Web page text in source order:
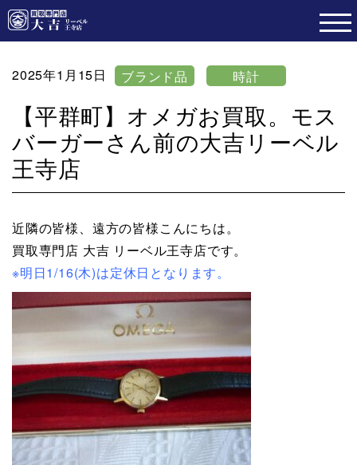
2025年1月15日 ブランド品 時計
【平群町】オメガお買取。モス
バーガーさん前の大吉リーベル
王寺店
近隣の皆様、遠方の皆様こんにちは。
買取専門店 大吉 リーベル王寺店です。
※明日1/16(木)は定休日となります。